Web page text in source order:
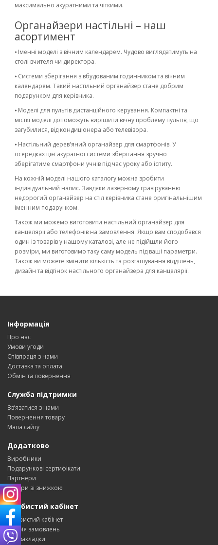
максимально акуратними та чіткими.
Органайзери настільні – наш
асортимент
⦁ Іменні моделі з вічним календарем. Чудово виглядатимуть на
столі вчителя чи директора.
⦁ Системи зберігання з вбудованим годинником та вічним
календарем. Такий настільний органайзер стане добрим
подарунком для керівника.
⦁ Моделі для пультів дистанційного керування. Компактні та
місткі моделі допоможуть вирішити вічну проблему пультів, що
загубилися, від кондиціонера або телевізора.
⦁ Настільний дерев'яний органайзер для смартфонів. У
осередках цієї акуратної системи зберігання зручно
зберігатиме смартфони учнів під час уроку або іспиту.
На кожній моделі нашого каталогу можна зробити
індивідуальний напис. Завдяки лазерному гравіруванню
недорогий органайзер на стіл керівника стане оригінальнішим
іменним подарунком.
Також ми можемо виготовити настільний органайзер для
канцелярії або телефонів на замовлення. Якщо вам сподобався
один із товарів у нашому каталозі, але не підійшли його
розміри, ми виготовимо таку саму модель під ваші параметри.
Також ви можете змінити кількість та розташування відділень,
дизайн та відтінок настільного органайзера для канцелярії.
Інформація
Про нас
Умови угоди
Співпраця з нами
Доставка та оплата
Обмін та повернення
Служба підтримки
Зв’язатися з нами
Повернення товару
Мапа сайту
Додатково
Виробники
Подарункові сертифікати
Партнери
Товари зі знижкою
Особистий кабінет
Особистий кабінет
Історія замовлень
Мої закладки